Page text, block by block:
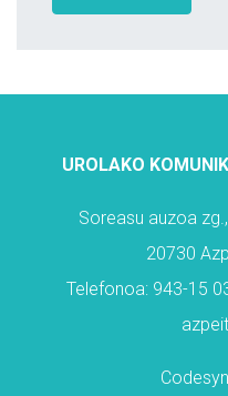
UROLAKO
Soreasu auzoa
20730
Telefonoa: 943-15